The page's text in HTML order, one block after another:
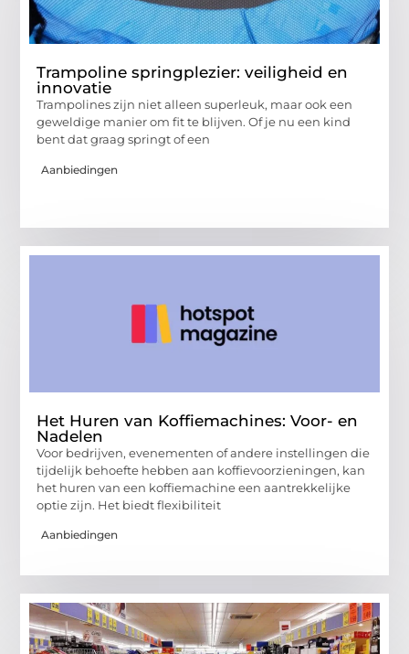
Trampoline springplezier: veiligheid en
innovatie
Trampolines zijn niet alleen superleuk, maar ook een
geweldige manier om fit te blijven. Of je nu een kind
bent dat graag springt of een
Aanbiedingen
Het Huren van Koffiemachines: Voor- en
Nadelen
Voor bedrijven, evenementen of andere instellingen die
tijdelijk behoefte hebben aan koffievoorzieningen, kan
het huren van een koffiemachine een aantrekkelijke
optie zijn. Het biedt flexibiliteit
Aanbiedingen